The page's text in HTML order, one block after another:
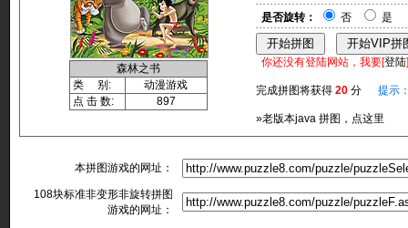
森林之书
类 别:
动漫游戏
点 击 数:
897
是否旋转：
否 是
你还没有登陆网站，我要[登陆
完成拼图将获得 20 分 提示
»老版本java 拼图，点这里
本拼图游戏的网址：
108块标准非变形非旋转拼图
游戏的网址：